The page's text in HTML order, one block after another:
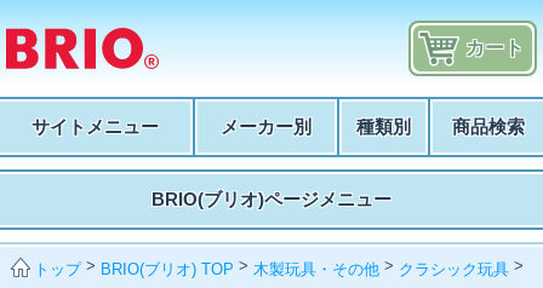
カート
サイトメニュー メーカー別 種類別 商品検索
BRIO(ブリオ)ページメニュー
トップ> BRIO(ブリオ) TOP > 木製玩具・その他 > クラシック玩具 >